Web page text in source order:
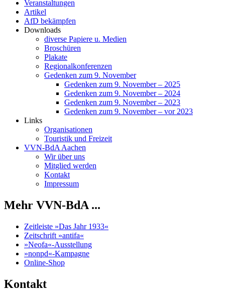
Veranstaltungen
Artikel
AfD bekämpfen
Downloads
diverse Papiere u. Medien
Broschüren
Plakate
Regionalkonferenzen
Gedenken zum 9. November
Gedenken zum 9. November – 2025
Gedenken zum 9. November – 2024
Gedenken zum 9. November – 2023
Gedenken zum 9. November – vor 2023
Links
Organisationen
Touristik und Freizeit
VVN-BdA Aachen
Wir über uns
Mitglied werden
Kontakt
Impressum
Mehr VVN-BdA ...
Zeitleiste »Das Jahr 1933«
Zeitschrift »antifa«
»Neofa«-Ausstellung
»nonpd«-Kampagne
Online-Shop
Kontakt